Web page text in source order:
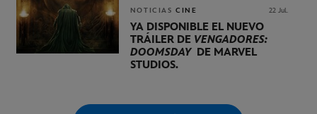
NOTICIAS CINE 22 Jul.
YA DISPONIBLE EL NUEVO
TRÁILER DE VENGADORES:
DOOMSDAYDE MARVEL
STUDIOS.